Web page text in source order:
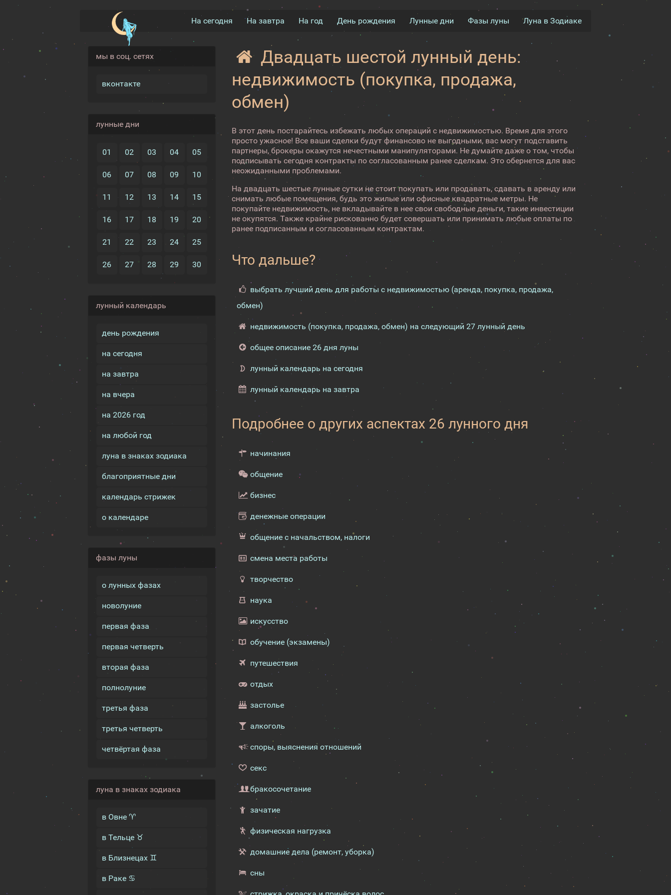
На сегодня На завтра На год День рождения Лунные дни Фазы луны Луна в Зодиаке
мы в соц. сетях
вконтакте
лунные дни
01 02 03 04 05
06 07 08 09 10
11 12 13 14 15
16 17 18 19 20
21 22 23 24 25
26 27 28 29 30
лунный календарь
день рождения
на сегодня
на завтра
на вчера
на 2026 год
на любой год
луна в знаках зодиака
благоприятные дни
календарь стрижек
о календаре
фазы луны
о лунных фазах
новолуние
первая фаза
первая четверть
вторая фаза
полнолуние
третья фаза
третья четверть
четвёртая фаза
луна в знаках зодиака
в Овне ♈
в Тельце ♉
в Близнецах ♊
в Раке ♋
Двадцать шестой лунный день:
недвижимость (покупка, продажа,
обмен)
В этот день постарайтесь избежать любых операций с недвижимостью. Время для этого
просто ужасное! Все ваши сделки будут финансово не выгодными, вас могут подставить
партнеры, брокеры окажутся нечестными манипуляторами. Не думайте даже о том, чтобы
подписывать сегодня контракты по согласованным ранее сделкам. Это обернется для вас
неожиданными проблемами.
На двадцать шестые лунные сутки не стоит покупать или продавать, сдавать в аренду или
снимать любые помещения, будь это жилые или офисные квадратные метры. Не
покупайте недвижимость, не вкладывайте в нее свои свободные деньги, такие инвестиции
не окупятся. Также крайне рискованно будет совершать или принимать любые оплаты по
ранее подписанным и согласованным контрактам.
Что дальше?
выбрать лучший день для работы с недвижимостью (аренда, покупка, продажа,
обмен)
недвижимость (покупка, продажа, обмен) на следующий 27 лунный день
общее описание 26 дня луны
лунный календарь на сегодня
лунный календарь на завтра
Подробнее о других аспектах 26 лунного дня
начинания
общение
бизнес
денежные операции
общение с начальством, налоги
смена места работы
творчество
наука
искусство
обучение (экзамены)
путешествия
отдых
застолье
алкоголь
споры, выяснения отношений
секс
бракосочетание
зачатие
физическая нагрузка
домашние дела (ремонт, уборка)
сны